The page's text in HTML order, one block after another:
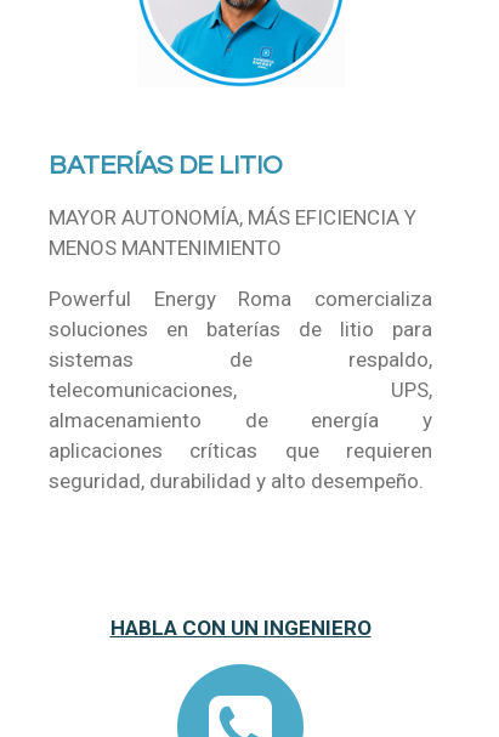
BATERÍAS DE LITIO
MAYOR AUTONOMÍA, MÁS EFICIENCIA Y
MENOS MANTENIMIENTO
Powerful Energy Roma comercializa
soluciones en baterías de litio para
sistemas de respaldo,
telecomunicaciones, UPS,
almacenamiento de energía y
aplicaciones críticas que requieren
seguridad, durabilidad y alto desempeño.
HABLA CON UN INGENIERO